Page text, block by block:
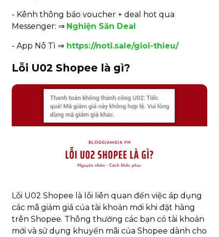
- Kênh thông báo voucher + deal hot qua
Messenger: ⇒ Nghiện Săn Deal
- App Nô Tì ⇒ https://noti.sale/gioi-thieu/
Lỗi U02 Shopee là gì?
Lỗi U02 Shopee là lỗi liên quan đến việc áp dụng
các mã giảm giá của tài khoản mới khi đặt hàng
trên Shopee. Thông thường các bạn có tài khoản
mới và sử dụng khuyến mãi của Shopee dành cho